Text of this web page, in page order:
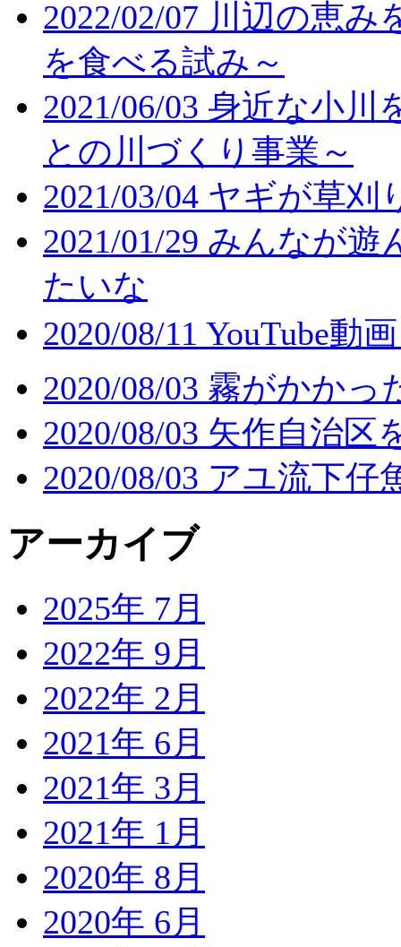
2022/02/07 川辺の恵み
を食べる試み～
2021/06/03 身近な小川
との川づくり事業～
2021/03/04 ヤギが草刈
2021/01/29 みんなが遊
たいな
2020/08/11 YouTube動
2020/08/03 霧がかかっ
2020/08/03 矢作自治区
2020/08/03 アユ流下仔
アーカイブ
2025年 7月
2022年 9月
2022年 2月
2021年 6月
2021年 3月
2021年 1月
2020年 8月
2020年 6月